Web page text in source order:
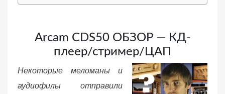
Arcam CDS50 ОБЗОР — КД-
плеер/стример/ЦАП
Некоторые меломаны и
аудиофилы отправили
веб-сайта.
Функциональные
Обеспечивают
нормальную
работу сайта. Если
вы откажетесь от